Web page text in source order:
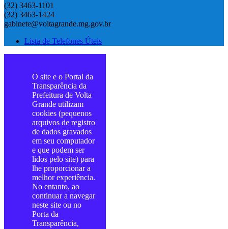
(32) 3463-1101
(32) 3463-1424
gabinete@voltagrande.mg.gov.br
Lista de Telefones Úteis
O site e o Portal da
Transparência da
Prefeitura de Volta
Grande utilizam
cookies (pequenos
arquivos de registro
de dados gravados
em seu computador
e que podem ser
lidos pelo site) para
lhe proporcionar a
melhor experiência.
No entanto, ao
continuar a navegar
neste site ou no
Porta da
Transparência,